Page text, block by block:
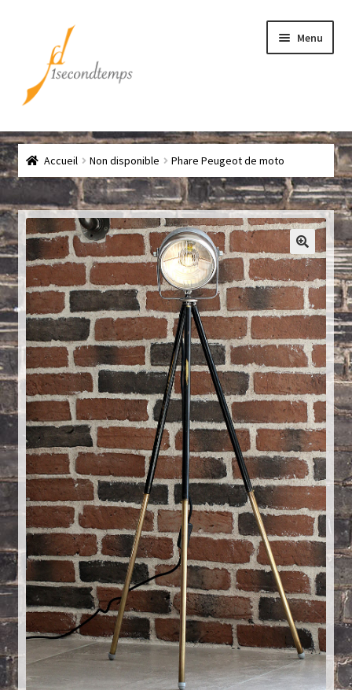
navigation
contenu
Menu
Accueil
Chef
CLICK & COLLECT
Conditions générales de vente
Contact
Couteaux
Créations sur commande
D’autres créations
Fourchette
Grands luminaires
Huître
La philosophie
Lampe à poser
Les Collections
Accueil Non disponible Phare Peugeot de moto